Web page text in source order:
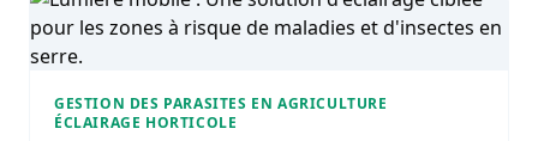
GESTION DES PARASITES EN AGRICULTURE
ÉCLAIRAGE HORTICOLE